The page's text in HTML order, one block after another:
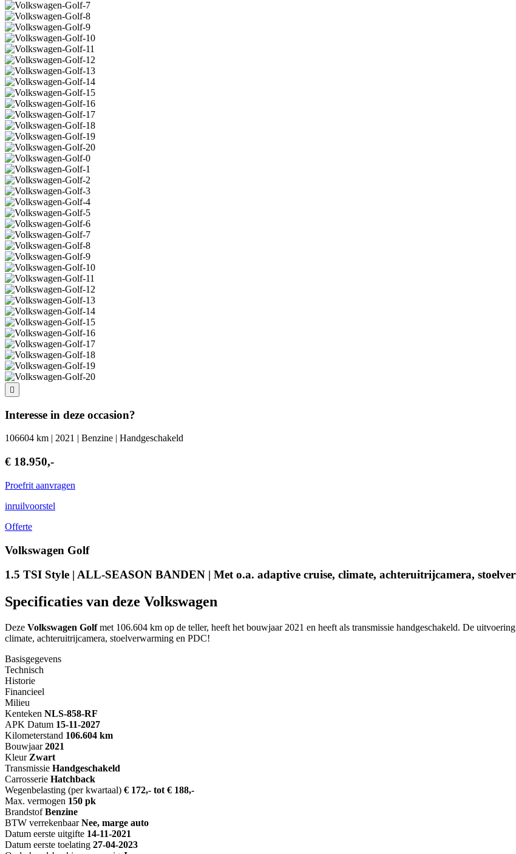
Interesse in deze occasion?
106604 km | 2021 | Benzine | Handgeschakeld
€ 18.950,-
Proefrit aanvragen
inruilvoorstel
Offerte
Volkswagen Golf
1.5 TSI Style | ALL-SEASON BANDEN | Met o.a. adaptive cruise, climate, achteruitrijcamera,
Specificaties van deze Volkswagen
Deze Volkswagen Golfmet 106.604 km op de teller, heeft het bouwjaar 2021 en heeft als transmissie handgeschakeld. De
climate, achteruitrijcamera, stoelverwarming en PDC!
Basisgegevens
Technisch
Historie
Financieel
Milieu
Kenteken NLS-858-RF
APK Datum 15-11-2027
Kilometerstand 106.604 km
Bouwjaar 2021
Kleur Zwart
Transmissie Handgeschakeld
Carrosserie Hatchback
Wegenbelasting (per kwartaal) € 172,- tot € 188,-
Max. vermogen 150 pk
Brandstof Benzine
BTW verrekenbaar Nee, marge auto
Datum eerste uitgifte 14-11-2021
Datum eerste toelating 27-04-2023